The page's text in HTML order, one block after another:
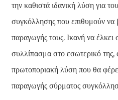
την καθιστά ιδανική λύση για
συγκόλλησης που επιθυμούν να
παραγωγής τους. Ικανή να
συλλίπασμα στο εσωτερικό της,
πρωτοποριακή λύση που θα
παραγωγής σύρματος